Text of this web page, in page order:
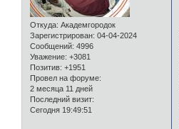
Откуда: Академгородок
Зарегистрирован: 04-04-2024
Сообщений: 4996
Уважение: +3081
Позитив: +1951
Провел на форуме:
2 месяца 11 дней
Последний визит:
Сегодня 19:49:51